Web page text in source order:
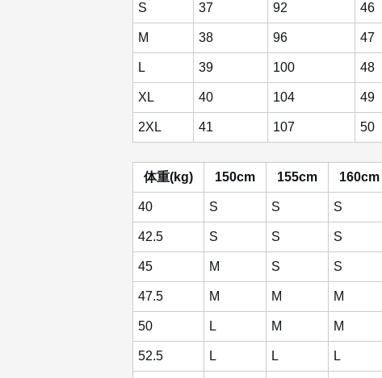
S 37 92 46
M 38 96 47
L 39 100 48
XL 40 104 49
2XL 41 107 50
体重(kg) 150cm 155cm 160cm
40 S S S
42.5 S S S
45 M S S
47.5 M M M
50 L M M
52.5 L L L